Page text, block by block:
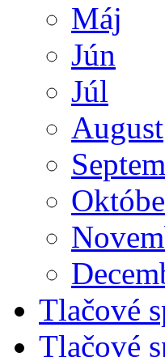
Máj
Jún
Júl
August
Tlačové
Tlačové